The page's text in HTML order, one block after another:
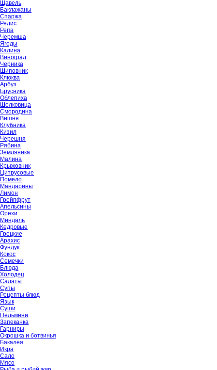
Щавель
Баклажаны
Спаржа
Редис
Репа
Черемша
Ягоды
Калина
Виноград
Черника
Шиповник
Клюква
Арбуз
Брусника
Облепиха
Шелковица
Смородина
Вишня
Клубника
Кизил
Черешня
Рябина
Земляника
Малина
Крыжовник
Цитрусовые
Помело
Мандарины
Лимон
Грейпфрут
Апельсины
Орехи
Миндаль
Кедровые
Грецкие
Арахис
Фундук
Кокос
Семечки
Блюда
Холодец
Салаты
Супы
Рецепты блюд
Язык
Суши
Пельмени
Запеканка
Гарниры
Окрошка и ботвинья
Бакалея
Икра
Сало
Мясо